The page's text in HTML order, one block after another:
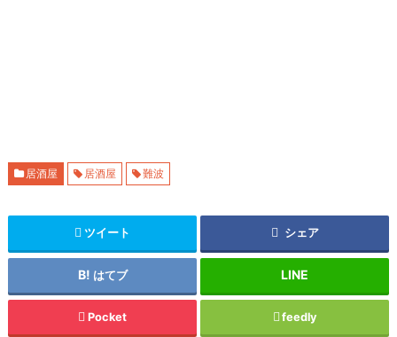
居酒屋 居酒屋 難波
ツイート シェア
はてブ
Pocket feedly